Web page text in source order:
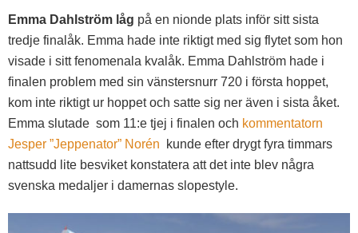
Emma Dahlström låg på en nionde plats inför sitt sista
tredje finalåk. Emma hade inte riktigt med sig flytet som hon
visade i sitt fenomenala kvalåk. Emma Dahlström hade i
finalen problem med sin vänstersnurr 720 i första hoppet,
kom inte riktigt ur hoppet och satte sig ner även i sista åket.
Emma slutade som 11:e tjej i finalen och kommentatorn
Jesper ”Jeppenator” Norén
kunde efter drygt fyra timmars
nattsudd lite besviket konstatera att det inte blev några
svenska medaljer i damernas slopestyle.